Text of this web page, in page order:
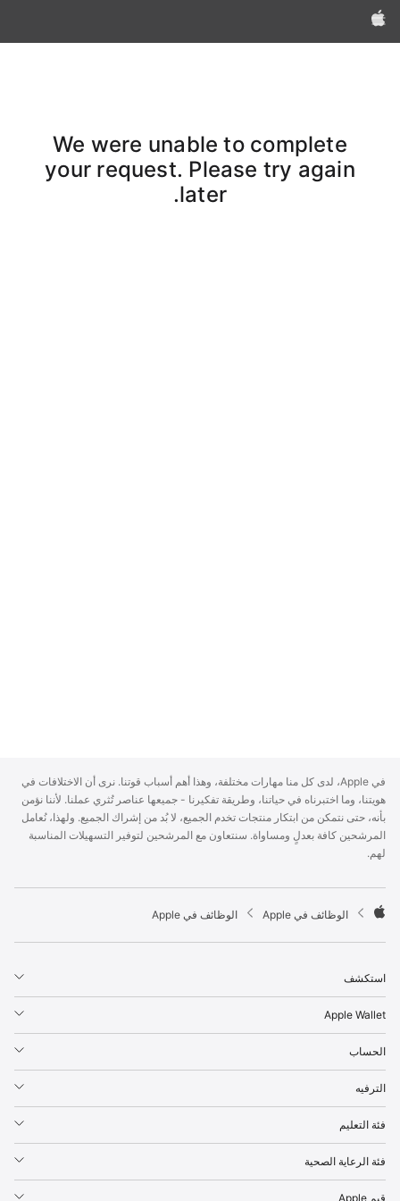
Apple‏
We were unable to complete
your request. Please try again
later.
p
p
l
e
F
o
t
r
في Apple، لدى كل منا مهارات مختلفة، وهذا أهم أسباب قوتنا. نرى أن الاختلافات في
هويتنا، وما اختبرناه في حياتنا، وطريقة تفكيرنا - جميعها عناصر تُثري عملنا. لأننا نؤمن
بأنه، حتى نتمكن من ابتكار منتجات تخدم الجميع، لا بُد من إشراك الجميع. ولهذا، نُعامل
المرشحين كافة بعدلٍ ومساواة. سنتعاون مع المرشحين لتوفير التسهيلات المناسبة
لهم.

p
l
e
الوظائف في Apple الوظائف في Apple
استكشف
Apple Wallet
الحساب
الترفيه
فئة التعليم
فئة الرعاية الصحية
قيم Apple